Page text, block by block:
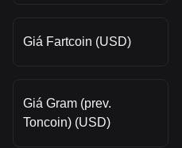
Giá Fartcoin (USD)
Giá Gram (prev.
Toncoin) (USD)